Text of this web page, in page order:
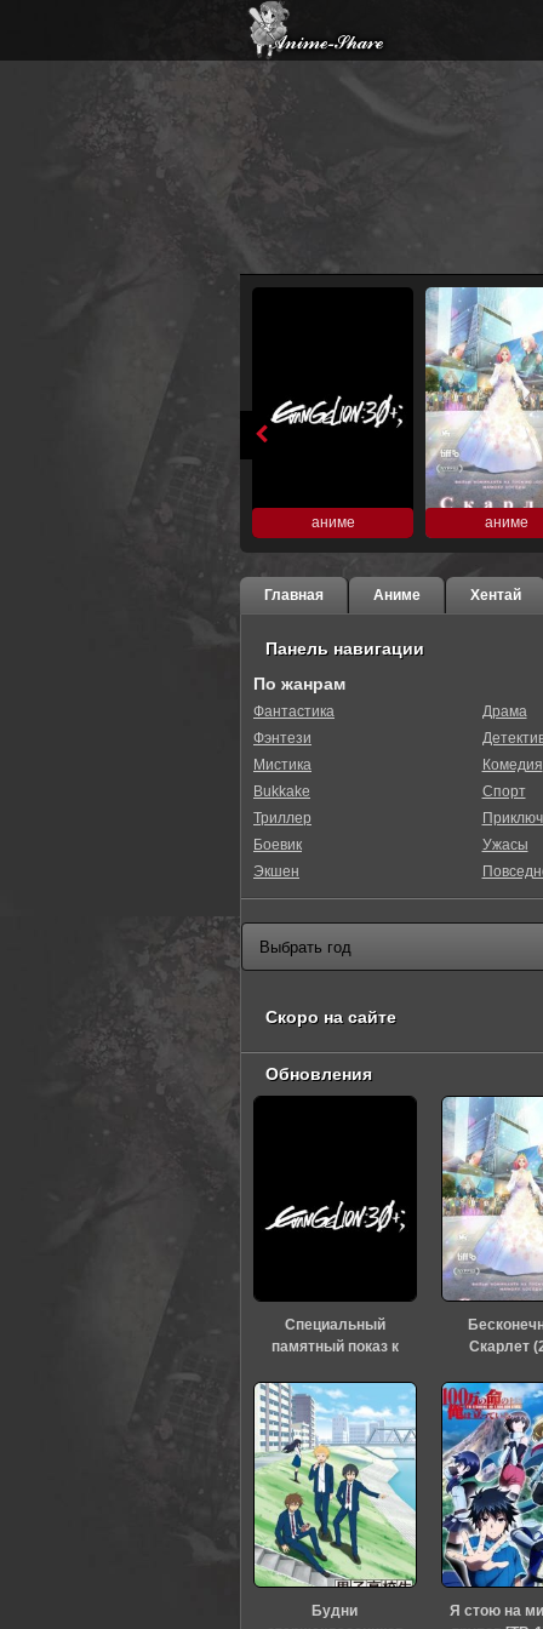
аниме аниме
Главная Аниме Хентай
Панель навигации
По жанрам
Фантастика
Фэнтези
Мистика
Bukkake
Триллер
Боевик
Экшен
Драма
Комедия
Спорт
Ужасы
Скоро на сайте
Обновления
Специальный
памятный показ к
«Евангелиона» (2026)
Скарлет
Будни
Я стою на